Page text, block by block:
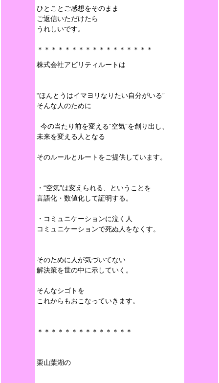
ひとことご感想をそのまま
ご返信いただけたら
うれしいです。
＊＊＊＊＊＊＊＊＊＊＊＊＊＊＊＊＊
株式会社アビリティルートは
“ほんとうはイマヨリなりたい自分がいる”
そんな人のために
今の当たり前を変える“空気”を創り出し、
未来を変える人となる
そのルールとルートをご提供しています。
・“空気”は変えられる、ということを
言語化・数値化して証明する。
・コミュニケーションに泣く人
コミュニケーションで死ぬ人をなくす。
そのために人が気づいてない
解決策を世の中に示していく。
そんなシゴトを
これからもおこなっていきます。
＊＊＊＊＊＊＊＊＊＊＊＊＊＊
栗山葉湖の